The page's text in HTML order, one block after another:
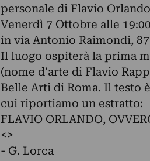
personale di Flavio
Venerdì 7 Ottobre alle
in via Antonio Raimondi,
Il luogo ospiterà la prima
(nome d'arte di Flavio
Belle Arti di Roma. Il testo
cui riportiamo un estratto:
FLAVIO ORLANDO,
<>
- G. Lorca